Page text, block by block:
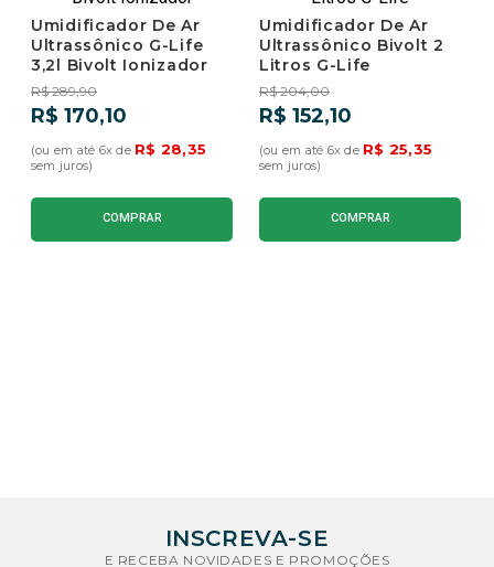
Umidificador De Ar
Ultrassônico G-Life
3,2l Bivolt Ionizador
R$ 289,90
R$ 170,10
(ou em até 6x de R$ 28,35
sem juros)
COMPRAR
Umidificador De Ar
Ultrassônico Bivolt 2
Litros G-Life
R$ 204,00
R$ 152,10
(ou em até 6x de R$ 25,35
sem juros)
COMPRAR
E RECEBA NOVIDADES E PROMOÇÕES
9º
umidificador
10º adega 100